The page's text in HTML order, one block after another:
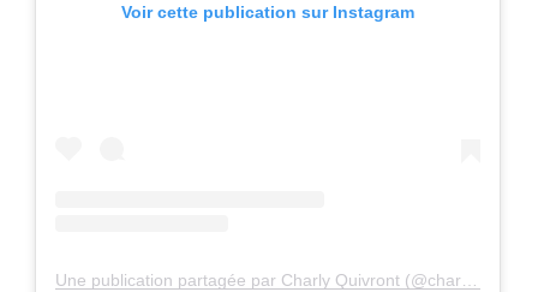
Voir cette publication sur Instagram